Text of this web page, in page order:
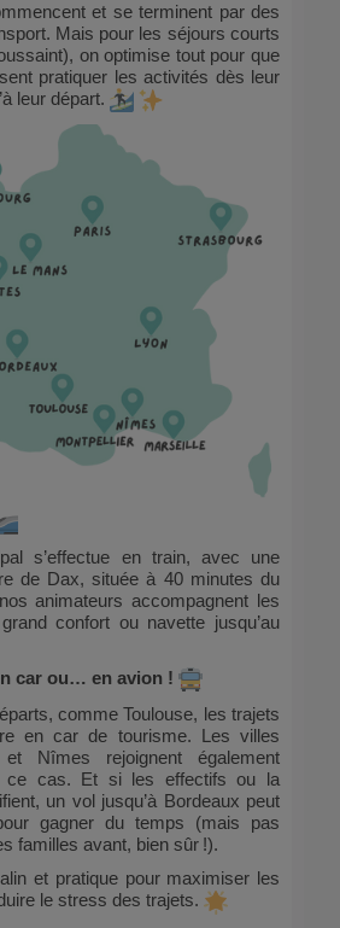
et se terminent par des
Mais pour les séjours courts
on optimise tout pour que
pratiquer les activités dès leur
leur départ.
s’effectue en train, avec une
de Dax, située à 40 minutes du
animateurs accompagnent les
confort ou navette jusqu’au
car ou… en avion !
comme Toulouse, les trajets
en car de tourisme. Les villes
Nîmes rejoignent également
ce cas. Et si les effectifs ou la
un vol jusqu’à Bordeaux peut
gagner du temps (mais pas
familles avant, bien sûr !).
et pratique pour maximiser les
le stress des trajets.